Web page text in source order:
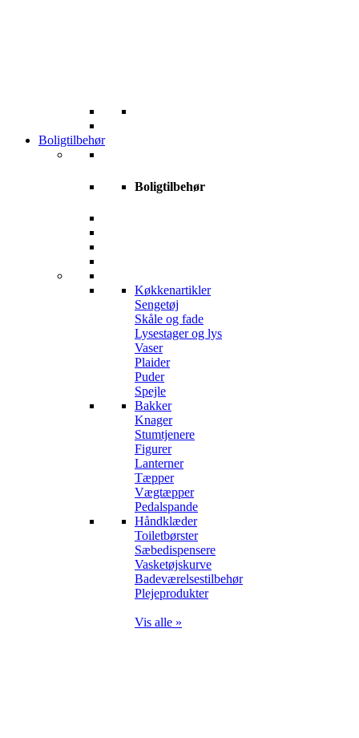
Boligtilbehør
Boligtilbehør
Køkkenartikler
Sengetøj
Skåle og fade
Lysestager og lys
Vaser
Plaider
Puder
Spejle
Bakker
Knager
Stumtjenere
Figurer
Lanterner
Tæpper
Vægtæpper
Pedalspande
Håndklæder
Toiletbørster
Sæbedispensere
Vasketøjskurve
Badeværelsestilbehør
Plejeprodukter
Vis alle »